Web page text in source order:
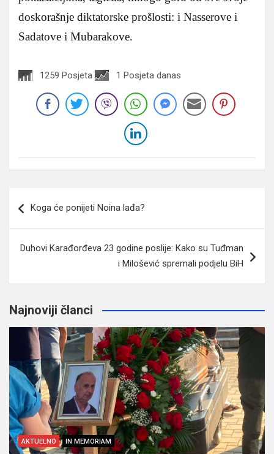
doskorašnje diktatorske prošlosti: i Nasserove i
Sadatove i Mubarakove.
1259 Posjeta 1 Posjeta danas
članaka
Koga će ponijeti Noina lađa?
Duhovi Karađorđeva 23 godine poslije: Kako su Tuđman
i Milošević spremali podjelu BiH
Najnoviji članci
AKTUELNO IN MEMORIAM